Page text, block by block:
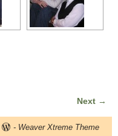
Next →
- Weaver Xtreme Theme